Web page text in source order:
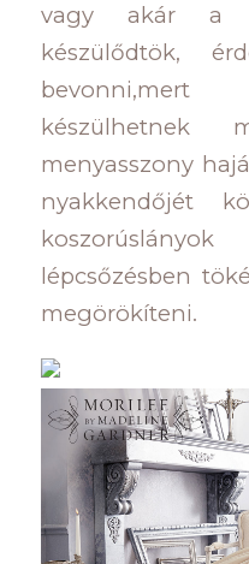
vagy akár a
készülődtök,
bevonni,mert
készülhetnek
menyasszony
nyakkendőjét
lépcsőzésben
megörökíteni.